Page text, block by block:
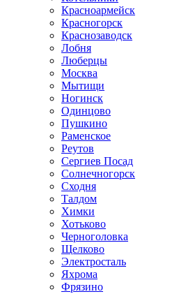
Красноармейск
Красногорск
Краснозаводск
Лобня
Люберцы
Москва
Мытищи
Ногинск
Одинцово
Пушкино
Раменское
Реутов
Сергиев Посад
Солнечногорск
Сходня
Талдом
Химки
Хотьково
Черноголовка
Щелково
Электросталь
Яхрома
Фрязино